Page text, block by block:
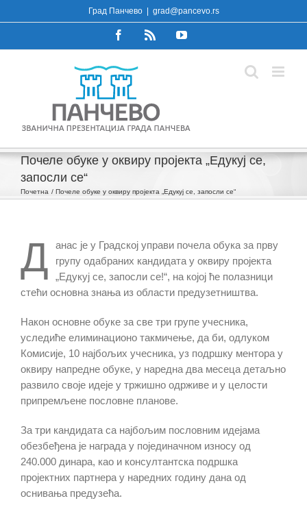
to
Град Панчево grad@pancevo.rs
FacebookRss YouTube
Почеле обуке у оквиру пројекта „Едукуј се,
запосли се“
Почетна Почеле обуке у оквиру пројекта „Едукуј се, запосли се“
Д
анас је у Градској управи почела обука за прву
групу одабраних кандидата у оквиру пројекта
„Едукуј се, запосли се!“, на којој ће полазници
стећи основна знања из области предузетништва.
Након основне обуке за све три групе учесника,
уследиће елиминационо такмичење, да би, одлуком
Комисије, 10 најбољих учесника, уз подршку ментора у
оквиру напредне обуке, у наредна два месеца детаљно
развило своје идеје у тржишно одрживе и у целости
припремљене пословне планове.
За три кандидата са најбољим пословним идејама
обезбеђена је награда у појединачном износу од
240.000 динара, као и консултантска подршка
пројектних партнера у наредних годину дана од
оснивања предузећа.